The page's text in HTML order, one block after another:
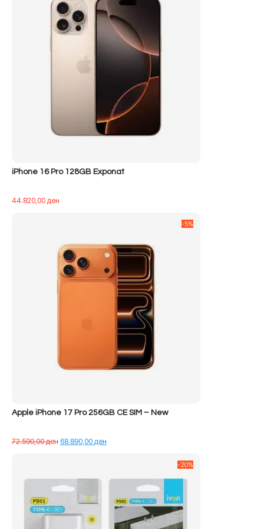
iPhone 16 Pro 128GB Exponat
44.820,00ден
Apple iPhone 17 Pro 256GB CE SIM – New
72.590,00денÇmimi
68.890,00ден
68.890,00 ден.
-5%
-20%